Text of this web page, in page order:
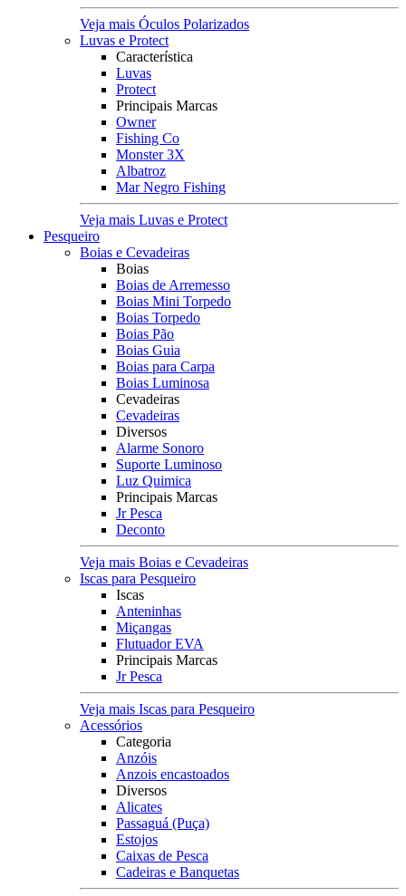
Veja mais Óculos Polarizados
Luvas e Protect
Característica
Luvas
Protect
Principais Marcas
Owner
Fishing Co
Monster 3X
Albatroz
Mar Negro Fishing
Veja mais Luvas e Protect
Pesqueiro
Boias e Cevadeiras
Boias
Boias de Arremesso
Boias Mini Torpedo
Boias Torpedo
Boias Pão
Boias Guia
Boias para Carpa
Boias Luminosa
Cevadeiras
Cevadeiras
Diversos
Alarme Sonoro
Suporte Luminoso
Luz Quimica
Principais Marcas
Jr Pesca
Deconto
Veja mais Boias e Cevadeiras
Iscas para Pesqueiro
Iscas
Anteninhas
Miçangas
Flutuador EVA
Principais Marcas
Jr Pesca
Veja mais Iscas para Pesqueiro
Acessórios
Categoria
Anzóis
Anzois encastoados
Diversos
Alicates
Passaguá (Puça)
Estojos
Caixas de Pesca
Cadeiras e Banquetas